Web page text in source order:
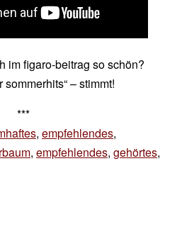
im figaro-beitrag so schön?
sommerhits“ – stimmt!
***
, empfehlendes,
, empfehlendes, gehörtes,